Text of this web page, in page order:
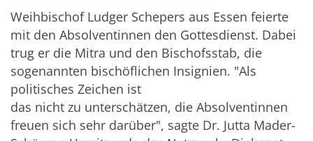
Weihbischof Ludger Schepers aus Essen feierte
mit den Absolventinnen den Gottesdienst. Dabei
trug er die Mitra und den Bischofsstab, die
sogenannten bischöflichen Insignien. "Als
politisches Zeichen ist
das nicht zu unterschätzen, die Absolventinnen
freuen sich sehr darüber", sagte Dr. Jutta Mader-